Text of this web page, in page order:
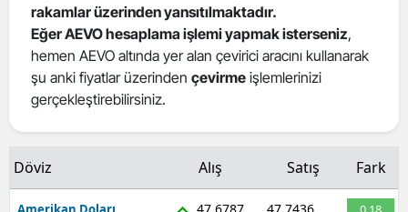
Gaziantep
Giresun
Hakkari
rakamlar üzerinden yansıtılmaktadır.
Eğer AEVO hesaplama işlemi yapmak isterseniz,
hemen AEVO altında yer alan çevirici aracını kullanarak
şu anki fiyatlar üzerinden çevirme işlemlerinizi
gerçekleştirebilirsiniz.
Döviz Alış Satış Fark